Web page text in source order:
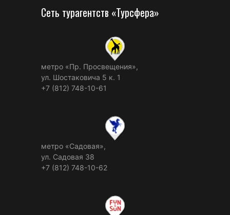
Сеть турагентств «Турсфера»
метро «Пр. Просвещения»,
ул. Шостаковича 5 к. 1
+7 (812) 748-10-61
метро «Садовая»,
ул. Садовая 38
+7 (812) 748-10-62